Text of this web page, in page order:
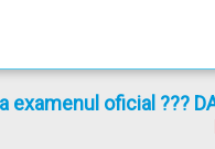
oficial ???